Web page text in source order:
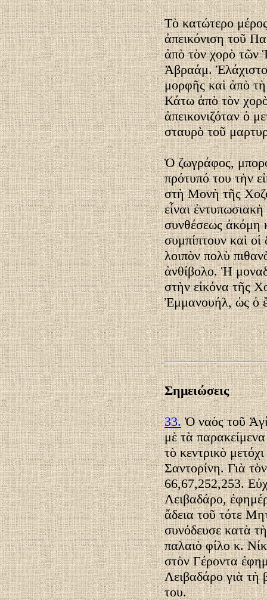
Τὸ κατώτερο
ἀπεικόνιση τοῦ
ἀπὸ τὸν χορὸ τῶν
Ἀβραάμ. Ἐλάχιστο
μορφῆς καὶ ἀπὸ
Κάτω ἀπὸ τὸν
ἀπεικονιζόταν ὁ
σταυρὸ τοῦ
Ὁ ζωγράφος,
πρότυπό του τὴν
στὴ Μονὴ τῆς
εἶναι
συνθέσεως ἀκόμη
συμπίπτουν καὶ
λοιπὸν πολὺ
ἀνθίβολο. Ἡ
στὴν εἰκόνα τῆς
Ἐμμανουήλ, ὡς ὁ
Σημειώσεις
33.Ὁ ναὸς τοῦ
μὲ τὰ
τὸ κεντρικὸ
Σαντορίνη. Γιὰ
66,67,252,253.
Λειβαδάρο,
ἄδεια τοῦ τότε
συνόδευσε κατὰ
παλαιὸ φίλο κ.
στὸν Γέροντα
Λειβαδάρο γιὰ τὴ
του.